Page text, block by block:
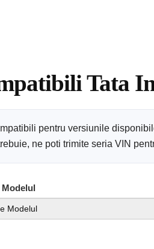
Tata
pentru versiunile
ne poti trimite seria VIN